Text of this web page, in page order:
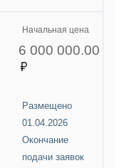
Начальная цена
6 000 000.00
Размещено
01.04.2026
Окончание
подачи заявок